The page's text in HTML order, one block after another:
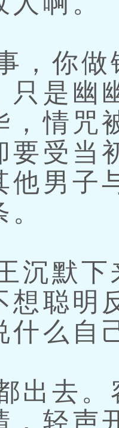
你做
只是幽
，情咒
要受当
他男子
默下
想聪明
什么自
去。
，轻声